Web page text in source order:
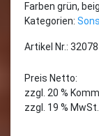
Farben grün,
Kategorien:
Artikel Nr.: 32078
Preis Netto:
zzgl. 20 %
zzgl. 19 %